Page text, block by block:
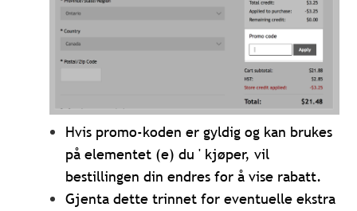
Hvis promo-koden er gyldig og kan brukes
på elementet (e) du ' kjøper, vil
bestillingen din endres for å vise rabatt.
Gjenta dette trinnet for eventuelle ekstra